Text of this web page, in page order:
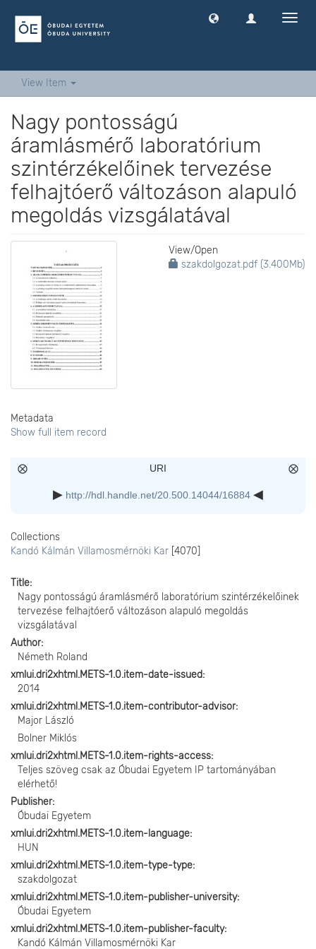
View Item
Nagy pontosságú
áramlásmérő laboratórium
szintérzékelőinek tervezése
felhajtóerő változáson alapuló
megoldás vizsgálatával
View/Open
szakdolgozat.pdf (3.400Mb)
Metadata
Show full item record
URI
http://hdl.handle.net/20.500.14044/16884
Collections
Kandó Kálmán Villamosmérnöki Kar [4070]
Title
Nagy pontosságú áramlásmérő laboratórium szintérzékelőinek
tervezése felhajtóerő változáson alapuló megoldás
vizsgálatával
Author
Németh Roland
xmlui.dri2xhtml.METS-1.0.item-date-issued
2014
xmlui.dri2xhtml.METS-1.0.item-contributor-advisor
Major László
Bolner Miklós
xmlui.dri2xhtml.METS-1.0.item-rights-access
Teljes szöveg csak az Óbudai Egyetem IP tartományában
elérhető!
Publisher
Óbudai Egyetem
xmlui.dri2xhtml.METS-1.0.item-language
HUN
xmlui.dri2xhtml.METS-1.0.item-type-type
szakdolgozat
xmlui.dri2xhtml.METS-1.0.item-publisher-university
Óbudai Egyetem
xmlui.dri2xhtml.METS-1.0.item-publisher-faculty
Kandó Kálmán Villamosmérnöki Kar